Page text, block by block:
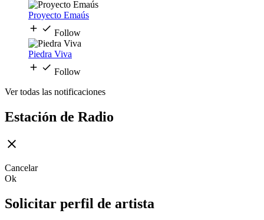
Proyecto Emaús
Follow
Piedra Viva
Follow
Ver todas las notificaciones
Estación de Radio
Cancelar
Ok
Solicitar perfil de artista